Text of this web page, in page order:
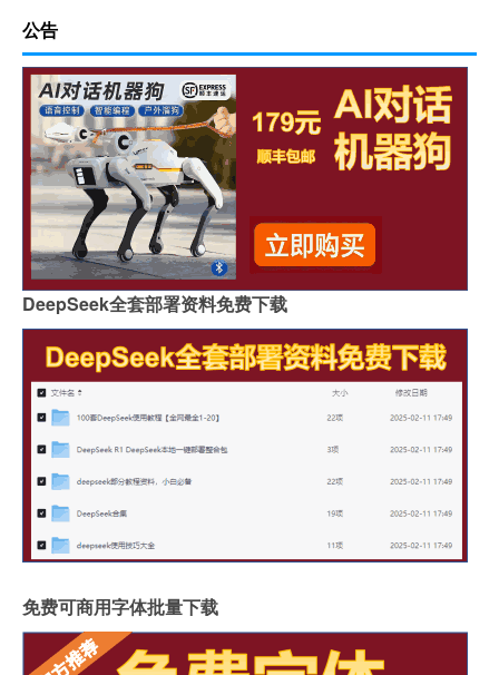
公告
DeepSeek全套部署资料免费下载
免费可商用字体批量下载